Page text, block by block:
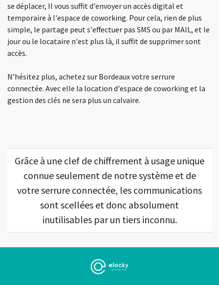
se déplacer, Il vous suffit d'envoyer un accès digital et
temporaire à l'espace de coworking. Pour cela, rien de plus
simple, le partage peut s'effectuer pas SMS ou par MAIL, et le
jour ou le locataire n'est plus là, il suffit de supprimer sont
accès.
N’hésitez plus, achetez sur Bordeaux votre serrure
connectée. Avec elle la location d'espace de coworking et la
gestion des clés ne sera plus un calvaire.
Grâce à une clef de chiffrement à usage unique
connue seulement de notre système et de
votre serrure connectée, les communications
sont scellées et donc absolument
inutilisables par un tiers inconnu.